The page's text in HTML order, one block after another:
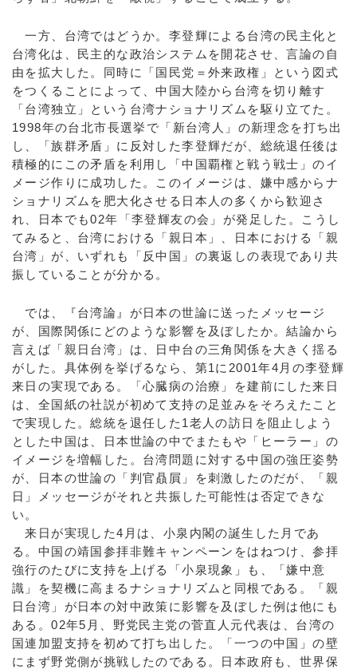
一方、台湾ではどうか。李登輝による台湾の民主化と
台湾化は、民主的な政治システムを開花させ、言論の自
由を拡大した。同時に「国民党＝外来政権」という図式
をつくることによって、中国大陸から台湾を切り離す
「台湾独立」という台湾ナショナリズムを駆り立てた。
1998年の台北市長選挙で「新台湾人」の新理念を打ち出
し、「族群矛盾」に反対した李登輝だが、総統退任後は
積極的にこの矛盾を利用し「中国覇権と戦う戦士」のイ
メージ作りに成功した。このイメージは、嫌中感からナ
ショナリズムを肥大化させる日本人の多くから歓迎さ
れ、日本でも02年「李登輝友の会」が発足した。こうし
てみると、台湾における「親日本」、日本における「親
台湾」が、いずれも「反中国」の裏返しの表現であり共
振していることが分かる。
では、『台湾論』が日本の世論に送ったメッセージ
が、国際関係にどのような影響を及ぼしたか。結論から
言えば「親日台湾」は、日中台の三角関係を大きく揺る
がした。具体例を挙げるなら、第1に2001年4月の李登輝
来日の実現である。「心臓病の治療」を建前にした来日
は、全国紙の社説が初めて支持の足並みをそろえたこと
で実現した。総統を退任した1老人の訪日を阻止しよう
とした中国は、日本世論の中でまたもや「ヒーラー」の
イメージを増幅した。台湾問題に対する中国の強圧姿勢
が、日本の世論の「判官贔屓」を刺激したのだが、「親
日」メッセージがそれと共振した可能性は否定できな
い。
来日が実現した4月は、小泉内閣の誕生した月であ
る。中国の靖国参拝非難キャンペーンをはねつけ、参拝
強行のたびに支持を上げる「小泉現象」も、「嫌中意
識」を契機に高まるナショナリズムと同根である。「親
日台湾」が日本の対中政策に影響を及ぼした例は他にも
ある。02年5月、野党民主党の菅直人元代表は、台湾の
国連加盟支持を初めて打ち出した。「一つの中国」の壁
にまず野党側が挑戦したのである。日本政府も、世界保